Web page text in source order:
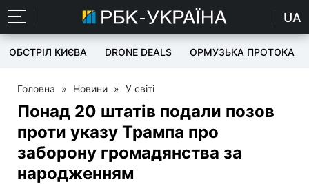
UA
ОБСТРІЛ КИЄВА DRONE DEALS ОРМУЗЬКА ПРОТОКА
Головна » Новини » У світі
Понад 20 штатів подали позов
проти указу Трампа про
заборону громадянства за
народженням